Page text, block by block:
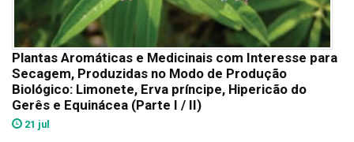
Plantas Aromáticas e Medicinais com Interesse para
Secagem, Produzidas no Modo de Produção
Biológico: Limonete, Erva príncipe, Hipericão do
Gerês e Equinácea (Parte I / II)
21 jul